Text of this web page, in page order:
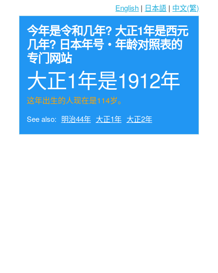
English | 日本語 | 中文(繁)
今年是令和几年? 大正1年是西元
几年? 日本年号・年龄对照表的
专门网站
大正1年是1912年
这年出生的人现在是114岁。
See also: 明治44年 大正1年 大正2年